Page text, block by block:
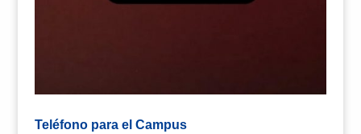
Teléfono para el Campus